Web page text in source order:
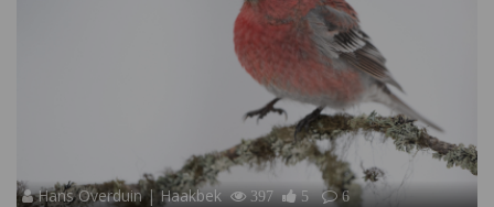
Hans Overduin | Haakbek 397 5 6